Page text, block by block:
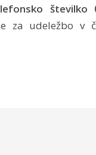
številko
za udeležbo v